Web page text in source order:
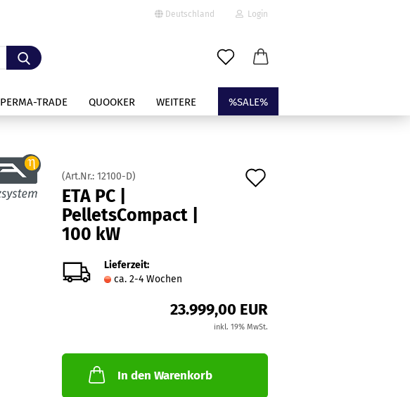
Deutschland
Lieferland
Login
Konto erstellen
Passwort vergessen?
Suche...
PERMA-TRADE QUOOKER %SALE%
WEITERE
(Art.Nr.: 12100-D)
ETA PC |
PelletsCompact |
100 kW
Lieferzeit:
ca. 2-4 Wochen
23.999,00 EUR
inkl. 19% MwSt.
In den Warenkorb